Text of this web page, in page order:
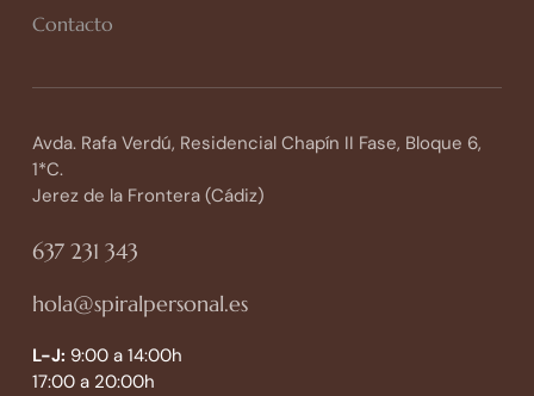
Contacto
Avda. Rafa Verdú, Residencial Chapín II Fase, Bloque 6,
1*C.
Jerez de la Frontera (Cádiz)
637 231 343
hola@spiralpersonal.es
L-J: 9:00 a 14:00h
17:00 a 20:00h